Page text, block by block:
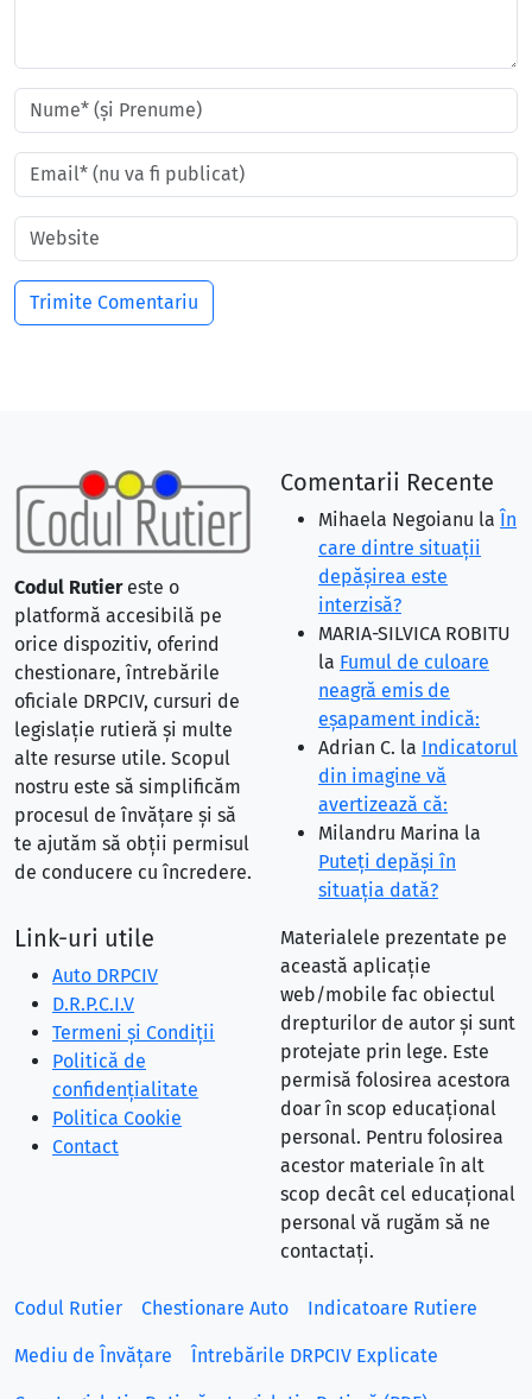
Codul Rutiereste o
platformă accesibilă pe
orice dispozitiv, oferind
chestionare, întrebările
oficiale DRPCIV, cursuri de
legislație rutieră și multe
alte resurse utile. Scopul
nostru este să simplificăm
procesul de învățare și să
te ajutăm să obții permisul
de conducere cu încredere.
Comentarii Recente
Mihaela Negoianu la În
care dintre situaţii
depăşirea este
interzisă?
MARIA-SILVICA ROBITU
la Fumul de culoare
neagră emis de
eşapament indică:
Adrian C. la Indicatorul
din imagine vă
avertizează că:
Milandru Marina la
Puteţi depăşi în
situaţia dată?
Link-uri utile
Auto DRPCIV
D.R.P.C.I.V
Termeni și Condiții
Politică de
confidențialitate
Politica Cookie
Contact
Materialele prezentate pe
această aplicație
web/mobile fac obiectul
drepturilor de autor și sunt
protejate prin lege. Este
permisă folosirea acestora
doar în scop educațional
personal. Pentru folosirea
acestor materiale în alt
scop decât cel educațional
personal vă rugăm să ne
contactați.
Codul Rutier Chestionare Auto Indicatoare Rutiere
Mediu de Învățare Întrebările DRPCIV Explicate